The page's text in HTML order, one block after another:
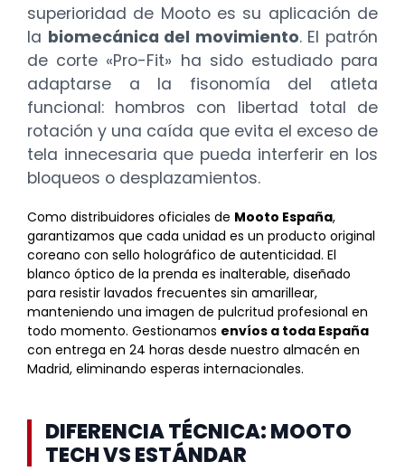
superioridad de Mooto es su aplicación de
la biomecánica del movimiento. El patrón
de corte «Pro-Fit» ha sido estudiado para
adaptarse a la fisonomía del atleta
funcional: hombros con libertad total de
rotación y una caída que evita el exceso de
tela innecesaria que pueda interferir en los
bloqueos o desplazamientos.
Como distribuidores oficiales de Mooto España,
garantizamos que cada unidad es un producto original
coreano con sello holográfico de autenticidad. El
blanco óptico de la prenda es inalterable, diseñado
para resistir lavados frecuentes sin amarillear,
manteniendo una imagen de pulcritud profesional en
todo momento. Gestionamos envíos a toda España
con entrega en 24 horas desde nuestro almacén en
Madrid, eliminando esperas internacionales.
DIFERENCIA TÉCNICA: MOOTO
TECH VS ESTÁNDAR